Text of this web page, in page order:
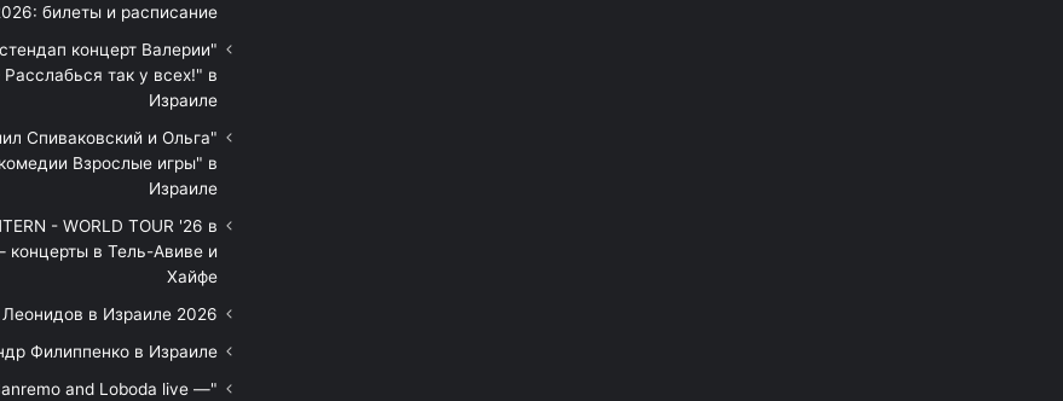
билеты и расписание
концерт Валерии
так у всех!" в
Израиле
Спиваковский и Ольга
Взрослые игры" в
Израиле
- WORLD TOUR '26 в
концерты в Тель-Авиве и
Хайфе
в Израиле 2026
Филиппенко в Израиле
and Loboda live —